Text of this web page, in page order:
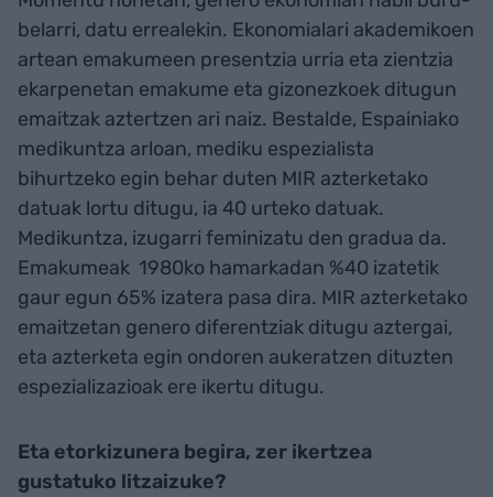
belarri, datu errealekin. Ekonomialari akademikoen
artean emakumeen presentzia urria eta zientzia
ekarpenetan emakume eta gizonezkoek ditugun
emaitzak aztertzen ari naiz. Bestalde, Espainiako
medikuntza arloan, mediku espezialista
bihurtzeko egin behar duten MIR azterketako
datuak lortu ditugu, ia 40 urteko datuak.
Medikuntza, izugarri feminizatu den gradua da.
Emakumeak 1980ko hamarkadan %40 izatetik
gaur egun 65% izatera pasa dira. MIR azterketako
emaitzetan genero diferentziak ditugu aztergai,
eta azterketa egin ondoren aukeratzen dituzten
espezializazioak ere ikertu ditugu.
Eta etorkizunera begira, zer ikertzea
gustatuko litzaizuke?